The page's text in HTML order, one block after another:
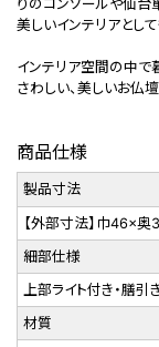
りのコンソールや仙台
美しいインテリアとし
インテリア空間の中で
さわしい、美しいお仏壇
商品仕様
製品寸法
【外部寸法】巾46×
細部仕様
上部ライト付き・膳引
材質